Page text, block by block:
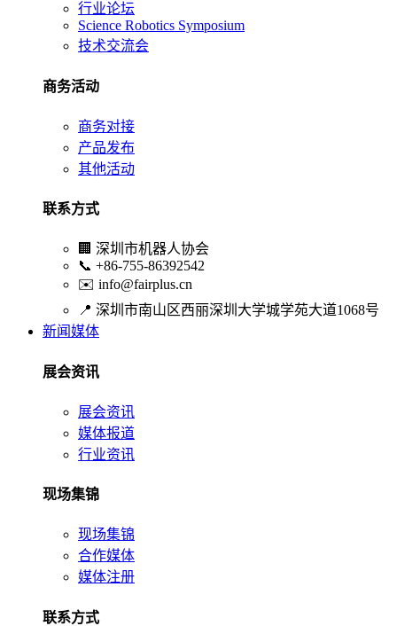
行业论坛
Science Robotics Symposium
技术交流会
商务活动
商务对接
产品发布
其他活动
联系方式
🏢 深圳市机器人协会
📞 +86-755-86392542
✉️ info@fairplus.cn
📍 深圳市南山区西丽深圳大学城学苑大道1068号
新闻媒体
展会资讯
展会资讯
媒体报道
行业资讯
现场集锦
现场集锦
合作媒体
媒体注册
联系方式